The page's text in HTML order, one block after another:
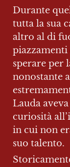
Durante
tutta la sua
altro al di
piazzamenti
sperare per
nonostante
Lauda
curiosità
in cui non
suo talento.